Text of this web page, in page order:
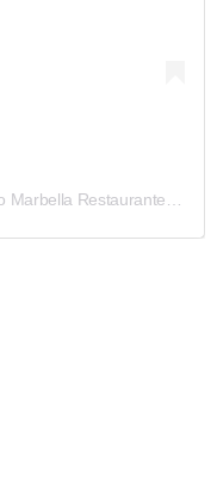
Una publicación compartida de Santiago Marbella Restaurante (@rest.santiago.marbella)